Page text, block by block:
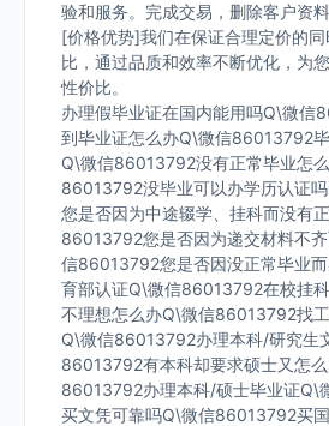
验和服务。完成交易，删除客户资料
[价格优势]我们在保证合理定价的
比，通过品质和效率不断优化，为
性价比。
办理假毕业证在国内能用吗Q\微信
到毕业证怎么办Q\微信86013792
Q\微信86013792没有正常毕业怎
86013792没毕业可以办学历认证
您是否因为中途辍学、挂科而没有
86013792您是否因为递交材料不
信86013792您是否因没正常毕业
育部认证Q\微信86013792在校挂
不理想怎么办Q\微信86013792找
Q\微信86013792办理本科/研究生
86013792有本科却要求硕士又怎
86013792办理本科/硕士毕业证Q\
买文凭可靠吗Q\微信86013792买